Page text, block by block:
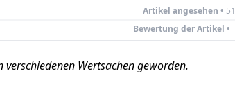
Artikel angesehen • 51
Bewertung der Artikel •
Wertsachen geworden.